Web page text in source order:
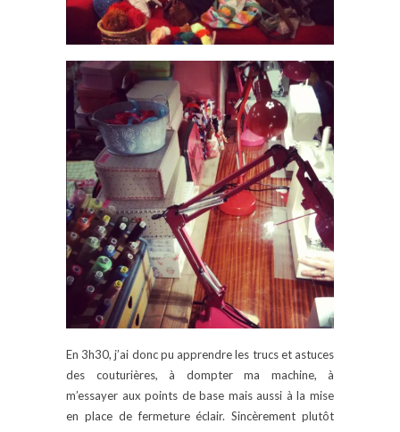
En 3h30, j’ai donc pu apprendre les trucs et astuces
des couturières, à dompter ma machine, à
m’essayer aux points de base mais aussi à la mise
en place de fermeture éclair. Sincèrement plutôt